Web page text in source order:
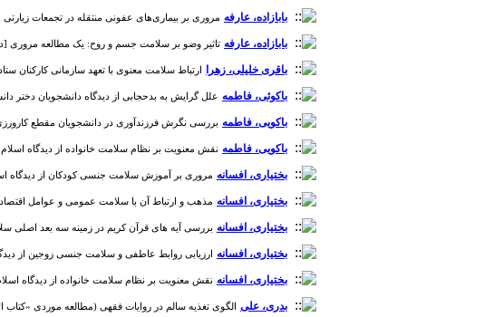
بابازاده، عارفه مروری بر بیماری‌های عفونی منتقله در تجمعات زیارتی [دوره 9،
بابازاده، عارفه تاثیر وضو بر سلامت جسم و روح: یک مطالعه مروری [دوره 7،
باقری خلیلی، زهرا ارتباط سلامت معنوی با تعهد سازمانی کارکنان ستادی
باکوئی، فاطمه علل گرایش به بدحجابی از دیدگاه دانشجویان دختر دانشگاه
باکویی، فاطمه بررسی نگرش فرزندآوری در دانشجویان مقطع کارورزی و دستیاری
باکویی، فاطمه نقش معنویت بر نظام سلامت خانواده از دیدگاه اسلام [دوره 4،
بختیاری، افسانه مروری بر آموزش سلامت جنسی کودکان از دیدگاه اسلام
بختیاری، افسانه مذهب و ارتباط آن با سلامت عمومی و عوامل اقتصادی
بختیاری، افسانه بررسی آیه های قرآن کریم در زمینه سه بعد اصلی سلامتی
بختیاری، افسانه ارزیابی روابط عاطفی و سلامت جنسی زوجین از دیدگاه قرآن
بختیاری، افسانه نقش معنویت بر نظام سلامت خانواده از دیدگاه اسلام [دوره
بدری، علی الگوی تغذیه سالم در روایات فقهی (مطالعه موردی «کتاب